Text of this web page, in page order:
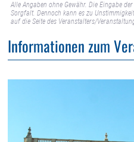
Alle Angaben ohne Gewähr. Die Eingabe
Sorgfalt. Dennoch kann es zu
auf die Seite des Veranstalters/
Informationen zum